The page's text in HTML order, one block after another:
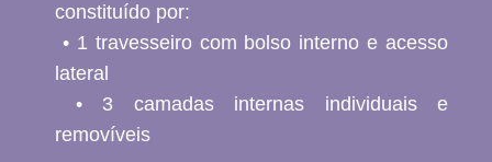
constituído por:
• 1 travesseiro com bolso interno e acesso
lateral
• 3 camadas internas individuais e
removíveis